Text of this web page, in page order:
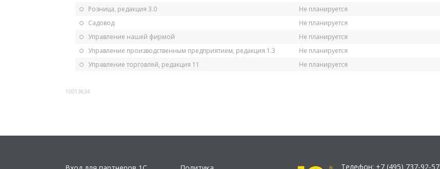
Розница, редакция 3.0
Не планируется
Садовод
Не планируется
Управление нашей фирмой
Не планируется
Управление производственным предприятием, редакция 1.3
Не планируется
Управление торговлей, редакция 11
Не планируется
10013634
Телефон: +7 (495) 737-92-57